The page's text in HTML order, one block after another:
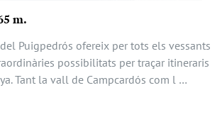
m.
Puigpedrós ofereix per tots els vessants
possibilitats per traçar itineraris
Tant la vall de Campcardós com l …